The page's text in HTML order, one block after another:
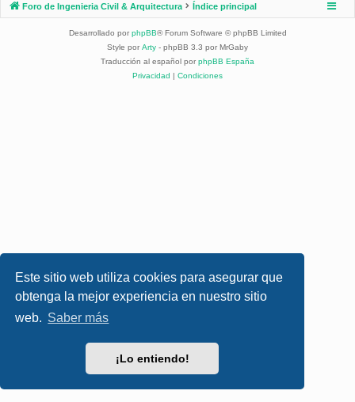
Este sitio web utiliza cookies para asegurar que
obtenga la mejor experiencia en nuestro sitio
web. Saber más
¡Lo entiendo!
Foro de Ingenieria Civil & Arquitectura Índice principal
Desarrollado por phpBB® Forum Software © phpBB Limited
Style por Arty - phpBB 3.3 por MrGaby
Traducción al español por phpBB España
Privacidad | Condiciones